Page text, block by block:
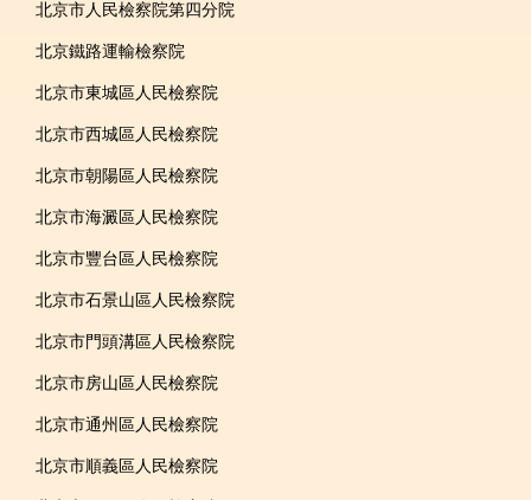
北京市人民檢察院第四分院
北京鐵路運輸檢察院
北京市東城區人民檢察院
北京市西城區人民檢察院
北京市朝陽區人民檢察院
北京市海澱區人民檢察院
北京市豐台區人民檢察院
北京市石景山區人民檢察院
北京市門頭溝區人民檢察院
北京市房山區人民檢察院
北京市通州區人民檢察院
北京市順義區人民檢察院